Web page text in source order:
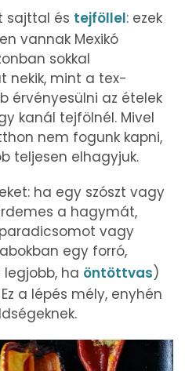
sajttal és tejföllel: ezek
vannak Mexikó
sokkal
nekik, mint a tex-
érvényesülni az ételek
kanál tejfölnél. Mivel
nem fogunk kapni,
teljesen elhagyjuk.
ha egy szószt vagy
a hagymát,
vagy
egy forró,
ha öntöttvas)
a lépés mély, enyhén